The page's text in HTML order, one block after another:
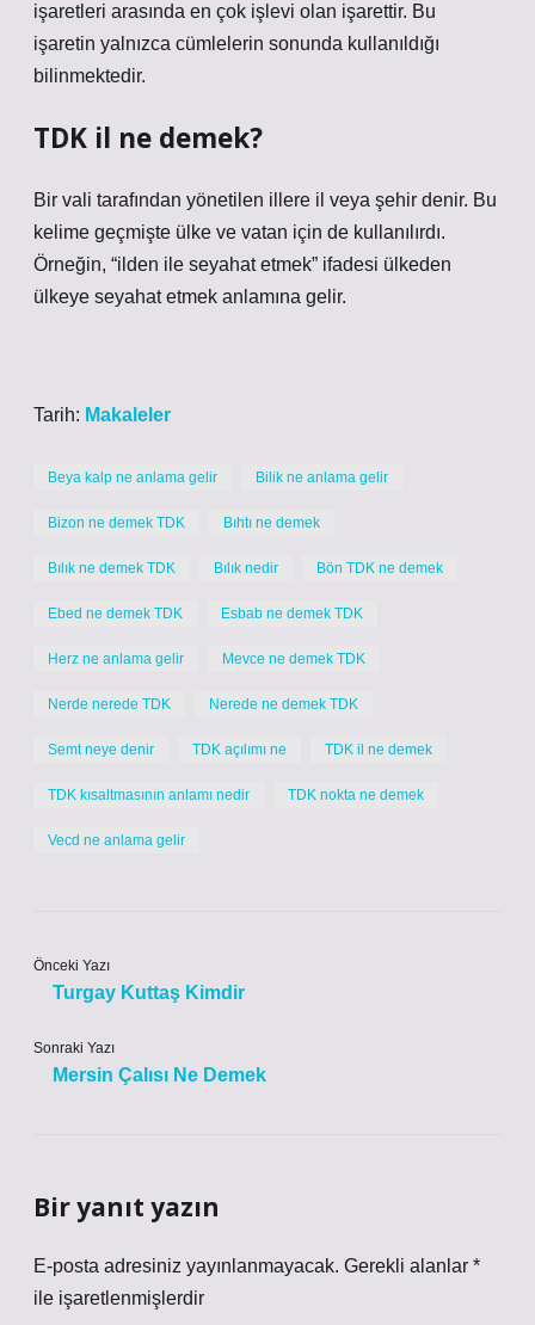
işaretleri arasında en çok işlevi olan işarettir. Bu
işaretin yalnızca cümlelerin sonunda kullanıldığı
bilinmektedir.
TDK il ne demek?
Bir vali tarafından yönetilen illere il veya şehir denir. Bu
kelime geçmişte ülke ve vatan için de kullanılırdı.
Örneğin, “ilden ile seyahat etmek” ifadesi ülkeden
ülkeye seyahat etmek anlamına gelir.
Tarih: Makaleler
Beya kalp ne anlama gelir Bilik ne anlama gelir
Bizon ne demek TDK Bıhtı ne demek
Bılık ne demek TDK Bılık nedir Bön TDK ne demek
Ebed ne demek TDK Esbab ne demek TDK
Herz ne anlama gelir Mevce ne demek TDK
Nerde nerede TDK Nerede ne demek TDK
Semt neye denir TDK açılımı ne TDK il ne demek
TDK kısaltmasının anlamı nedir TDK nokta ne demek
Vecd ne anlama gelir
Önceki Yazı
Turgay Kuttaş Kimdir
Sonraki Yazı
Mersin Çalısı Ne Demek
Bir yanıt yazın
E-posta adresiniz yayınlanmayacak. Gerekli alanlar *
ile işaretlenmişlerdir